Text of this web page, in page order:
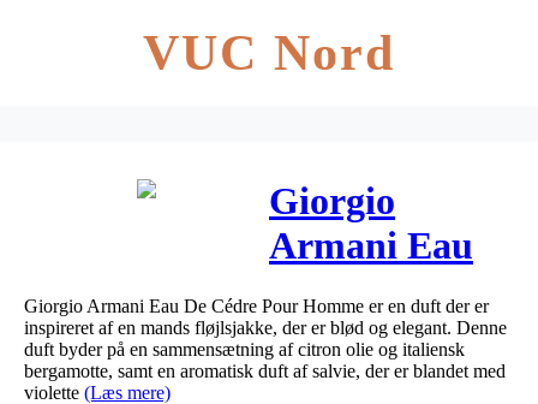
VUC Nord
Giorgio
Armani Eau
De Cedre Pour
Homme 100
ml
Giorgio Armani Eau De Cédre Pour Homme er en duft der er
inspireret af en mands fløjlsjakke, der er blød og elegant. Denne
duft byder på en sammensætning af citron olie og italiensk
bergamotte, samt en aromatisk duft af salvie, der er blandet med
violette (Læs mere)